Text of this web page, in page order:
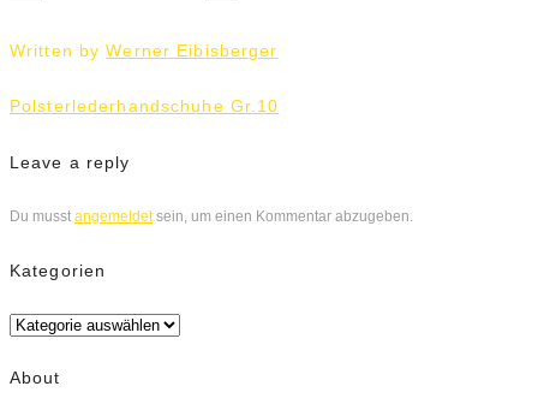
Written byWerner Eibisberger
Beitrags-
Navigation
Polsterlederhandschuhe Gr.10
Leave a reply
Du musst angemeldetsein, um einen Kommentar abzugeben.
Kategorien
Kategorien
About